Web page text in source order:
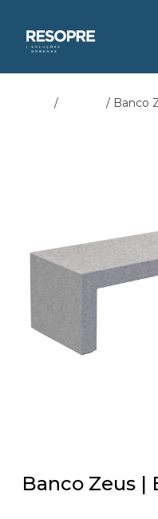
/ / Banco
Banco Zeus |